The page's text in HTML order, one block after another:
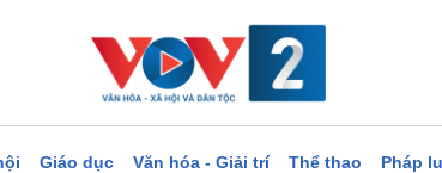
Giáo dục Văn hóa - Giải trí Thể thao Pháp